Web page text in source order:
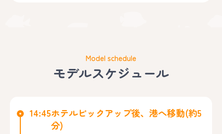
Model schedule
モデルスケジュール
14:45ホテルピックアップ後、港へ移動(約5
分)